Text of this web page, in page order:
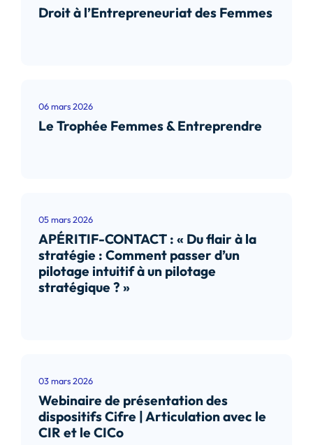
Droit à l’Entrepreneuriat des Femmes
06 mars 2026
Le Trophée Femmes & Entreprendre
05 mars 2026
APÉRITIF-CONTACT : « Du flair à la
stratégie : Comment passer d’un
pilotage intuitif à un pilotage
stratégique ? »
03 mars 2026
Webinaire de présentation des
dispositifs Cifre | Articulation avec le
CIR et le CICo